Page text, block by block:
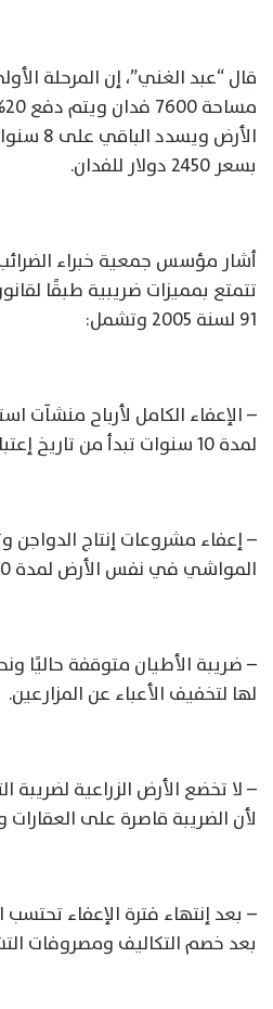
قال “عبد الغني”، إن المرحلة
بسعر 2450 دولار للفدان.
أشار مؤسس جمعية خبراء الضرائب
تتمتع بمميزات ضريبية طبقًا
91 لسنة 2005 وتشمل:
– الإعفاء الكامل لأرباح منشآت
لمدة 10 سنوات تبدأ من تاريخ إعتبار الأرض مُنتجة.
– إعفاء مشروعات إنتاج الدواجن
المواشي في نفس الأرض لمدة 10 سنوات.
– ضريبة الأطيان متوقفة حاليًا
لها لتخفيف الأعباء عن المزارعين.
– لا تخضع الأرض الزراعية لضريبة
لأن الضريبة قاصرة على العقارات
– بعد إنتهاء فترة الإعفاء
بعد خصم التكاليف ومصروفات